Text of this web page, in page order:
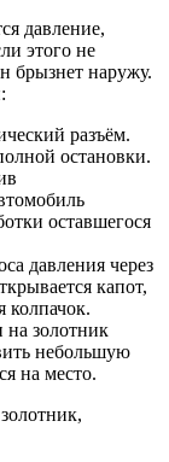
давление,
этого не
брызнет наружу.
разъём.
остановки.
оставшегося
давления через
капот,
колпачок.
на золотник
небольшую
на место.